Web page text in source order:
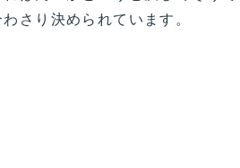
さり決められています。